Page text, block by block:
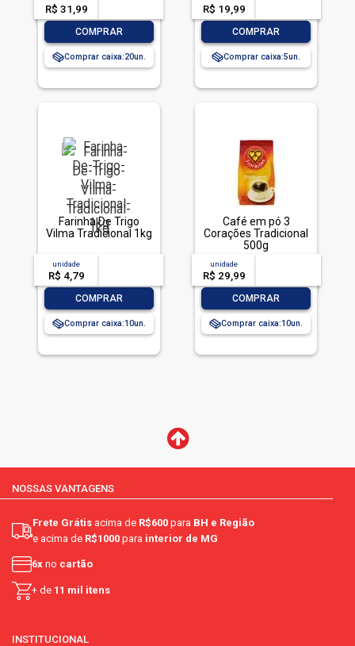
R$ 31,99
COMPRAR
Comprar caixa:20
R$ 19,99
COMPRAR
Comprar caixa:5
Farinha De Trigo
Vilma Tradicional 1kg
unidade
R$ 4,79
COMPRAR
Comprar caixa:10
Café em pó 3
Corações Tradicional
500g
unidade
R$ 29,99
COMPRAR
Comprar caixa:10
NOSSAS VANTAGENS
Frete Grátis acima de R$600 para BH e Região
e acima de R$1000 para interior de MG
6x no cartão
+ de 11 mil itens
INSTITUCIONAL